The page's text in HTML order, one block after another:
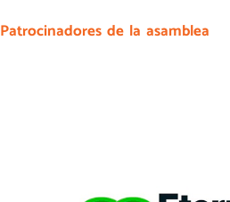
Patrocinadores de la asamblea